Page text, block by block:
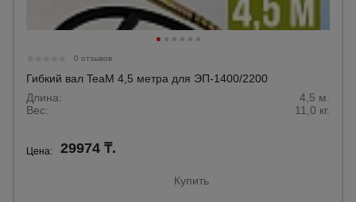
0 отзывов
Гибкий вал TeaM 4,5 метра для ЭП-1400/2200
Длина:
4,5 м.
Вес:
11,0 кг.
Цена: 29974 ₸.
Купить